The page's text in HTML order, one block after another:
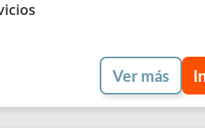
Ver más